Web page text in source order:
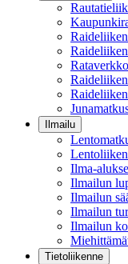
Rataverkko
Ilmailu
Ilma-
Ilmailun
Ilmailun
Ilmailun
Ilmailun
Tietoliikenne